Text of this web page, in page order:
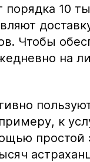
порядка 10
Чтобы
на
к
простой